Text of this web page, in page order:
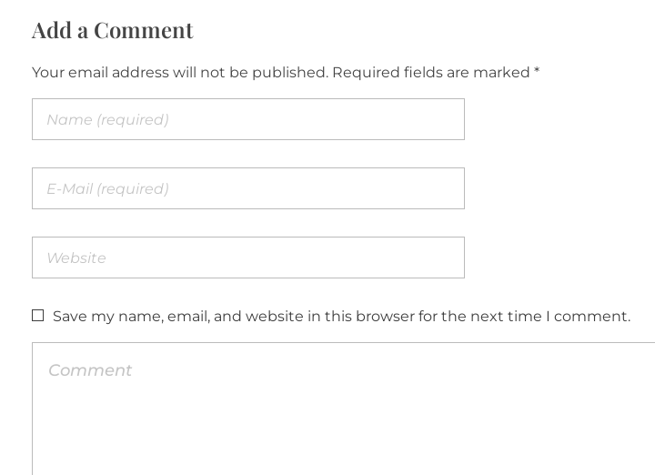
Add a Comment
Your email address will not be published. Required fields are marked *
Save my name, email, and website in this browser for the next time I comment.